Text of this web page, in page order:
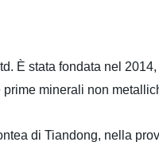
È stata fondata nel
minerali non
di Tiandong, nella